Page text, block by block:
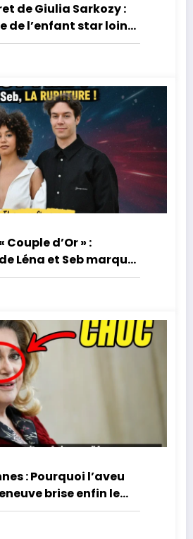
de Giulia Sarkozy :
de l’enfant star loin
Couple d’Or » :
Léna et Seb marque
sur YouTube
: Pourquoi l’aveu
brise enfin le